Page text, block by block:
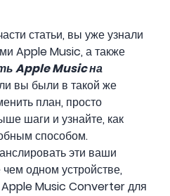
статьи, вы уже узнали
Apple Music, а также
Apple Music на
вы были в такой же
план, просто
шаги и узнайте, как
способом.
эти ваши
одном устройстве,
Apple Music Converter для